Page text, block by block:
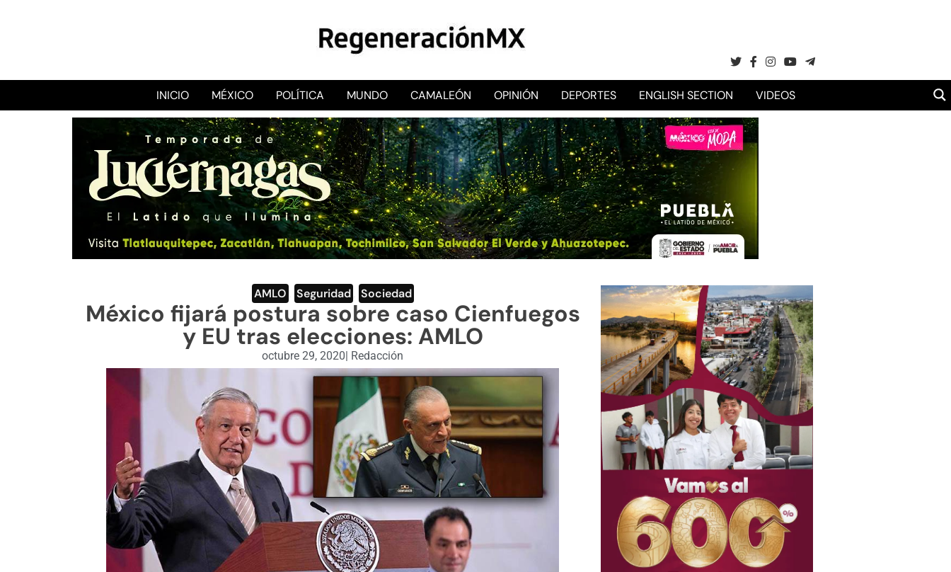
RegeneraciónMX
Sitio de noticias libre e independiente
INICIO MÉXICO POLÍTICA MUNDO CAMALEÓN OPINIÓN DEPORTES ENGLISH SECTION VIDEOS
AMLO Seguridad Sociedad
México fijará postura sobre caso Cienfuegos
y EU tras elecciones: AMLO
octubre 29, 2020 Redacción